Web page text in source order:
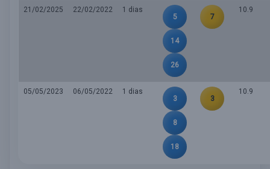
21/02/2025 22/02/2022
1 dias
5
14
26
7
10.9
05/05/2023 06/05/2022
1 dias
3
8
18
3
10.9